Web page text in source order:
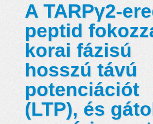
A TARPγ2-
peptid
korai fázisú
hosszú távú
potenciációt
(LTP), és